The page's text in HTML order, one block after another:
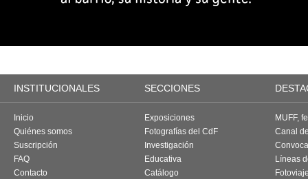
INSTITUCIONALES SECCIONES
Inicio
Quiénes somos
Suscripción
FAQ
Contacto
Exposiciones
Fotografías del CdF
Investigación
Educativa
Catálogo
MUFF,
Canal
Líneas